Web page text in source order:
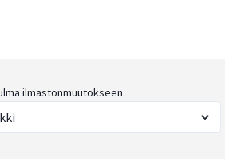
ilmastonmuutokseen